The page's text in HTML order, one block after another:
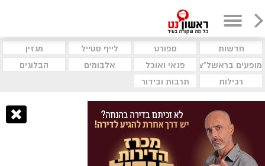
חדשות ספורט לייף סטייל
מגזין
מופעים בראשל"צ
פנאי ואוכל אלבומים
הבלוגים
רכילות
תרבות ובידור